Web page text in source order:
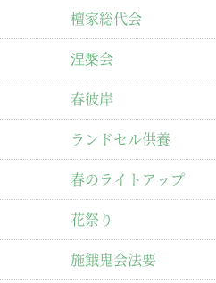
檀家総代会
涅槃会
春彼岸
ランドセル供養
春のライトアップ
花祭り
施餓鬼会法要